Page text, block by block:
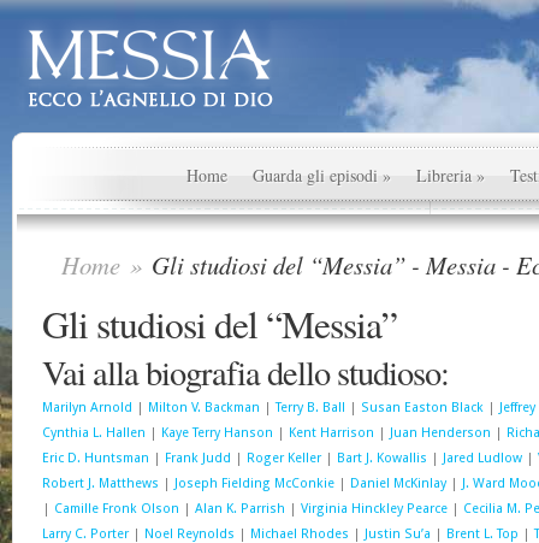
Home Guarda gli episodi » Libreria »
Home » Gli studiosi del “Messia” - Messia -
Gli studiosi del “Messia”
Vai alla biografia dello studioso:
Marilyn Arnold | Milton V. Backman |Terry B. Ball | Susan Easton Black |
Cynthia L. Hallen | Kaye Terry Hanson | Kent Harrison | Juan Henderson |
Eric D. Huntsman | Frank Judd | Roger Keller| Bart J. Kowallis | Jared Ludlow |
Robert J. Matthews | Joseph Fielding McConkie | Daniel McKinlay| J. Ward
| Camille Fronk Olson | Alan K. Parrish | Virginia Hinckley Pearce | Cecilia M.
Larry C. Porter| Noel Reynolds | Michael Rhodes | Justin Su’a | Brent L. Top |